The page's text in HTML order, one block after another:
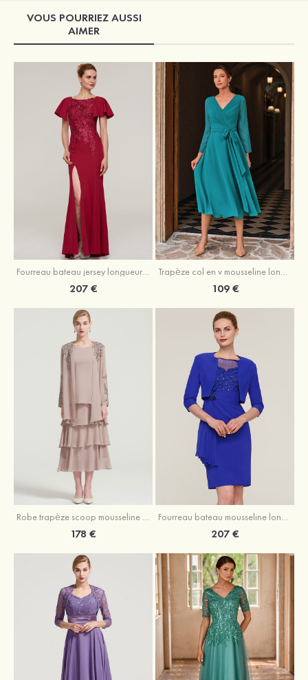
VOUS POURRIEZ AUSSI
AIMER
207 € 109 €
Robe trapèze scoop mousseline longueur mollet robe de mère de la mariée avec appliqué volants veste
178 €
Fourreau bateau mousseline longueur genou robe de mère de la mariée avec appliqué perle plissé veste
207 €